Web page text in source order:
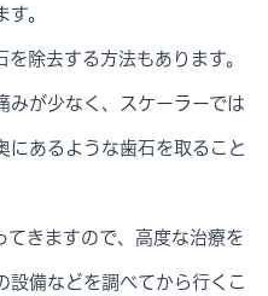
。
除去する方法もあります。
みが少なく、スケーラーでは
にあるような歯石を取ること
きますので、高度な治療を
設備などを調べてから行くこ